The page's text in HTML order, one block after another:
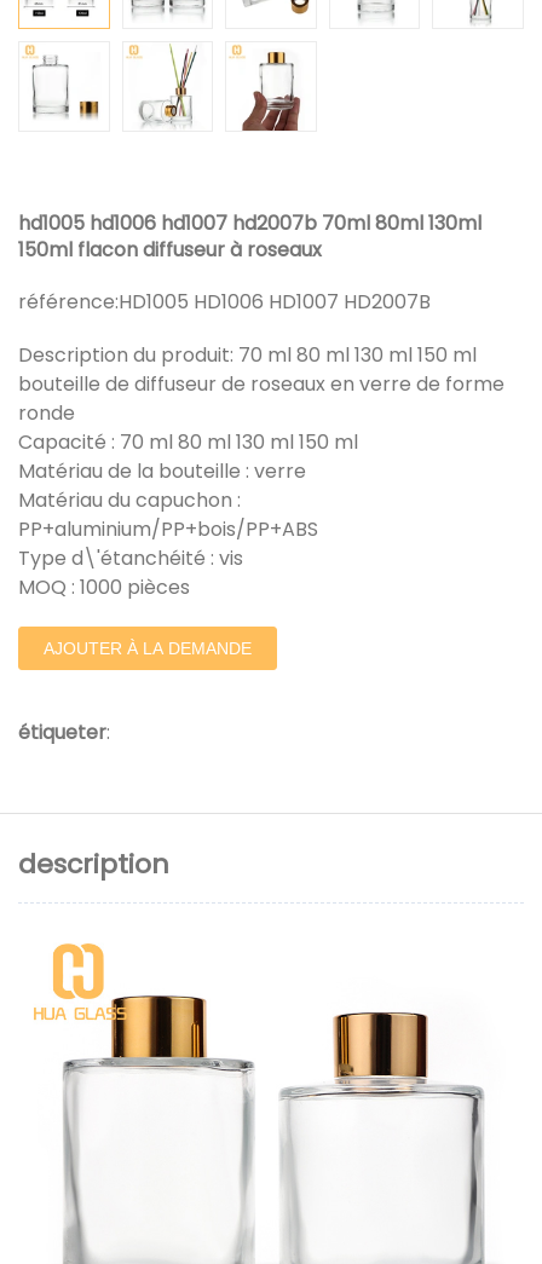
hd1005 hd1006 hd1007 hd2007b 70ml 80ml 130ml
150ml flacon diffuseur à roseaux
référence:HD1005 HD1006 HD1007 HD2007B
Description du produit: 70 ml 80 ml 130 ml 150 ml
bouteille de diffuseur de roseaux en verre de forme
ronde
Capacité : 70 ml 80 ml 130 ml 150 ml
Matériau de la bouteille : verre
Matériau du capuchon :
PP+aluminium/PP+bois/PP+ABS
Type d\'étanchéité : vis
MOQ : 1000 pièces
AJOUTER À LA DEMANDE
étiqueter:
description